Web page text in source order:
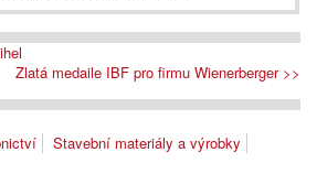
Zlatá medaile IBF pro firmu Wienerberger >>
Stavební materiály a výrobky